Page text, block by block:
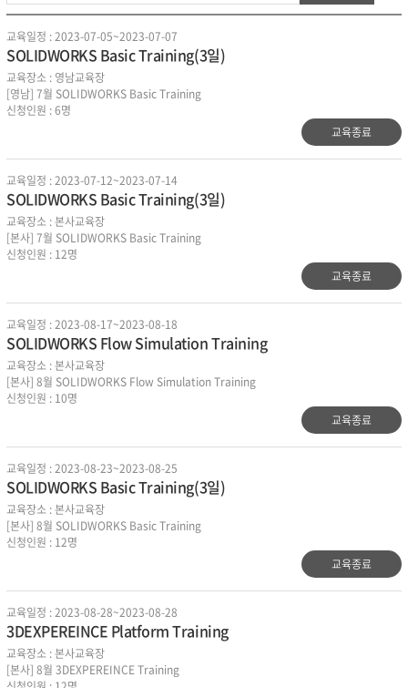
교육일정 : 2023-07-05~2023-07-07
SOLIDWORKS Basic Training(3일)
교육장소 : 영남교육장
[영남] 7월 SOLIDWORKS Basic Training
신청인원 : 6명
교육종료
교육일정 : 2023-07-12~2023-07-14
SOLIDWORKS Basic Training(3일)
교육장소 : 본사교육장
[본사] 7월 SOLIDWORKS Basic Training
신청인원 : 12명
교육종료
교육일정 : 2023-08-17~2023-08-18
SOLIDWORKS Flow Simulation Training
교육장소 : 본사교육장
[본사] 8월 SOLIDWORKS Flow Simulation Training
신청인원 : 10명
교육종료
교육일정 : 2023-08-23~2023-08-25
SOLIDWORKS Basic Training(3일)
교육장소 : 본사교육장
[본사] 8월 SOLIDWORKS Basic Training
신청인원 : 12명
교육종료
교육일정 : 2023-08-28~2023-08-28
3DEXPEREINCE Platform Training
교육장소 : 본사교육장
[본사] 8월 3DEXPEREINCE Training